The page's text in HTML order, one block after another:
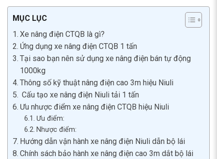
MỤC LỤC
Xe nâng điện CTQB là gì?
Ứng dụng xe nâng điện CTQB 1 tấn
Tại sao bạn nên sử dụng xe nâng điện bán tự động
1000kg
Thông số kỹ thuật nâng điện cao 3m hiệu Niuli
Cấu tạo xe nâng điện Niuli tải 1 tấn
Ưu nhược điểm xe nâng điện CTQB hiệu Niuli
Ưu điểm:
Nhược điểm:
Hướng dẫn vận hành xe nâng điện Niuli dẫn bộ lái
Chính sách bảo hành xe nâng điện cao 3m dắt bộ lái